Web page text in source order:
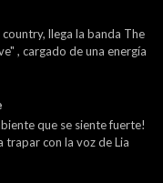
llega la banda The
, cargado de una energía
que se siente fuerte!
trapar con la voz de Lia